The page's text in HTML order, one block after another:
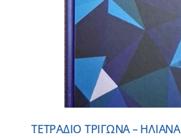
ΤΕΤΡΑΔΙΟ ΤΡΙΓΩΝΑ – ΗΛΙΑΝΑ